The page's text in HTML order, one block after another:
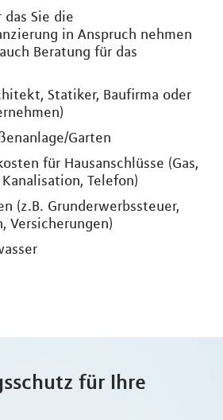
Sie die
in Anspruch nehmen
Beratung für das
Statiker, Baufirma oder
Garten
für Hausanschlüsse (Gas,
Telefon)
(z.B. Grunderwerbssteuer,
Versicherungen)
für Ihre